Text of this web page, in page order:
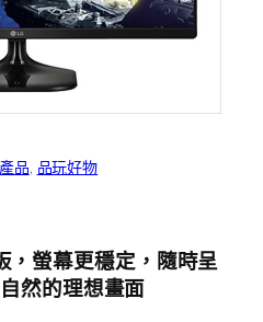
品, 品玩好物
，螢幕更穩定，隨時呈
然的理想畫面